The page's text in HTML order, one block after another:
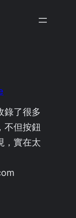
錄了很多
不但按鈕
，實在太